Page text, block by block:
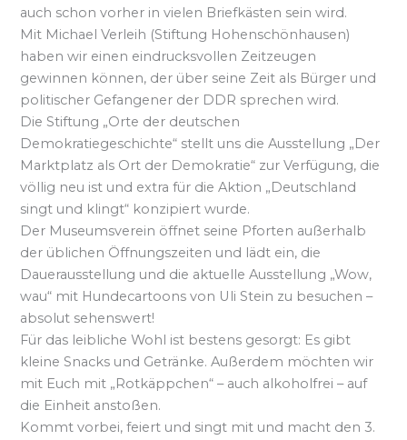
auch schon vorher in vielen Briefkästen sein wird.
Mit Michael Verleih (Stiftung Hohenschönhausen)
haben wir einen eindrucksvollen Zeitzeugen
gewinnen können, der über seine Zeit als Bürger und
politischer Gefangener der DDR sprechen wird.
Die Stiftung „Orte der deutschen
Demokratiegeschichte“ stellt uns die Ausstellung „Der
Marktplatz als Ort der Demokratie“ zur Verfügung, die
völlig neu ist und extra für die Aktion „Deutschland
singt und klingt“ konzipiert wurde.
Der Museumsverein öffnet seine Pforten außerhalb
der üblichen Öffnungszeiten und lädt ein, die
Dauerausstellung und die aktuelle Ausstellung „Wow,
wau“ mit Hundecartoons von Uli Stein zu besuchen –
absolut sehenswert!
Für das leibliche Wohl ist bestens gesorgt: Es gibt
kleine Snacks und Getränke. Außerdem möchten wir
mit Euch mit „Rotkäppchen“ – auch alkoholfrei – auf
die Einheit anstoßen.
Kommt vorbei, feiert und singt mit und macht den 3.